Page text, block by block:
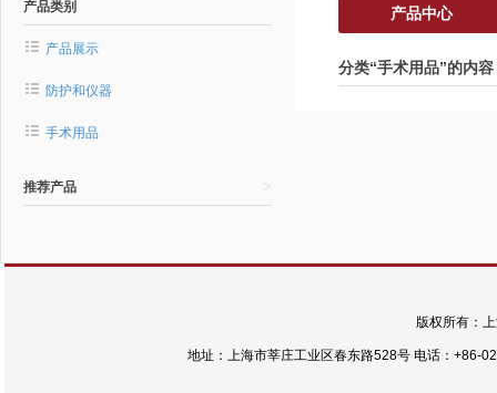
产品类别
产品展示
防护和仪器
手术用品
>
推荐产品
产品中心
分类“手术用品”的内容
版权所有：
地址：上海市莘庄工业区春东路528号 电话：+86-